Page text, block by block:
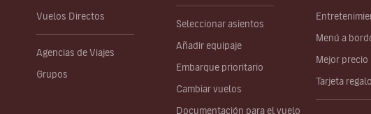
Vuelos Directos
Agencias de Viajes
Grupos
Seleccionar asientos
Añadir equipaje
Embarque prioritario
Cambiar vuelos
Documentación para el vuelo
Menú a
Mejor precio
Tarjeta regalo